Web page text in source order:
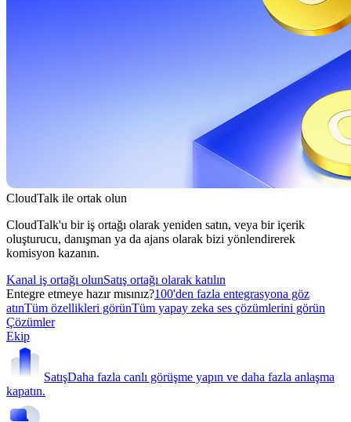
CloudTalk ile ortak olun
CloudTalk'u bir iş ortağı olarak yeniden satın, veya bir içerik
oluşturucu, danışman ya da ajans olarak bizi yönlendirerek
komisyon kazanın.
Kanal iş ortağı olunSatış ortağı olarak katılın
Entegre etmeye hazır mısınız?100'den fazla entegrasyona göz
atınTüm özellikleri görünTüm yapay zeka ses çözümlerini görün
Çözümler
Ekip
SatışDaha fazla canlı görüşme yapın ve daha fazla anlaşma
kapatın.